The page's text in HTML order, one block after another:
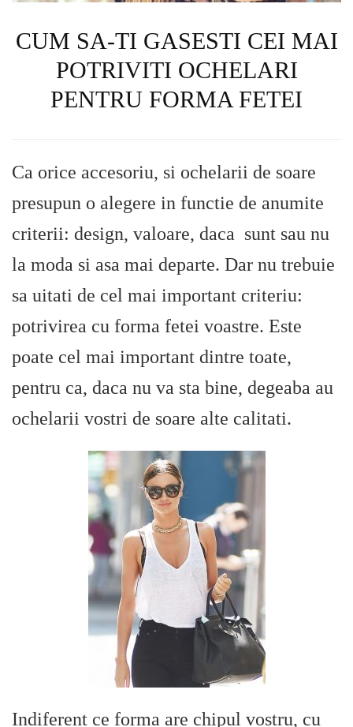
CUM SA-TI GASESTI CEI MAI
POTRIVITI OCHELARI
PENTRU FORMA FETEI
Ca orice accesoriu, si ochelarii de soare
presupun o alegere in functie de anumite
criterii: design, valoare, daca sunt sau nu
la moda si asa mai departe. Dar nu trebuie
sa uitati de cel mai important criteriu:
potrivirea cu forma fetei voastre. Este
poate cel mai important dintre toate,
pentru ca, daca nu va sta bine, degeaba au
ochelarii vostri de soare alte calitati.
Indiferent ce forma are chipul vostru, cu